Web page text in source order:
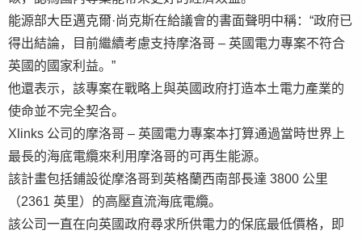
能源部大臣邁克爾·尚克斯在給議會的書面聲明中稱：“政府已
得出結論，目前繼續考慮支持摩洛哥 – 英國電力專案不符合
英國的國家利益。”
他還表示，該專案在戰略上與英國政府打造本土電力產業的
使命並不完全契合。
Xlinks 公司的摩洛哥 – 英國電力專案本打算通過當時世界上
最長的海底電纜來利用摩洛哥的可再生能源。
該計畫包括鋪設從摩洛哥到英格蘭西南部長達 3800 公里
（2361 英里）的高壓直流海底電纜。
該公司一直在向英國政府尋求所供電力的保底最低價格，即